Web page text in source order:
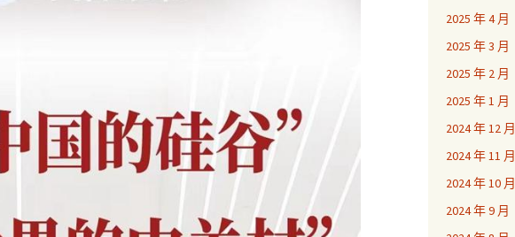
2025 年 4 月
2025 年 3 月
2025 年 2 月
2025 年 1 月
2024 年 12 月
2024 年 11 月
2024 年 10 月
2024 年 9 月